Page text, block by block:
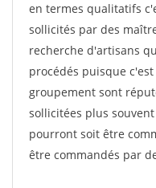
en termes qualitatifs
sollicités par des
recherche d'artisans
procédés puisque
groupement sont
sollicitées plus
pourront soit être
être commandés par